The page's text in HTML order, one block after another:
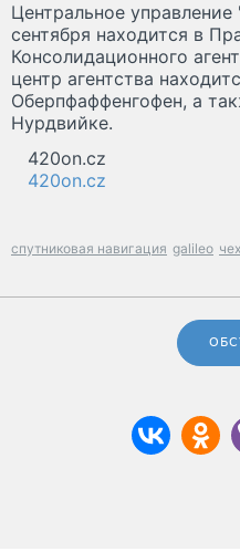
Центральное
сентября находится в
Консолидационного
центр агентства
Оберпфаффенгофен, а
Нурдвийке.
420on.cz
420on.cz
спутниковая навигация galileo